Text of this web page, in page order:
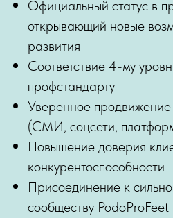
Официальный статус в
открывающий новые
развития
Соответствие 4-му
профстандарту
Уверенное
(СМИ, соцсети,
Повышение доверия
конкурентоспособности
Присоединение к
сообществу PodoProFeet